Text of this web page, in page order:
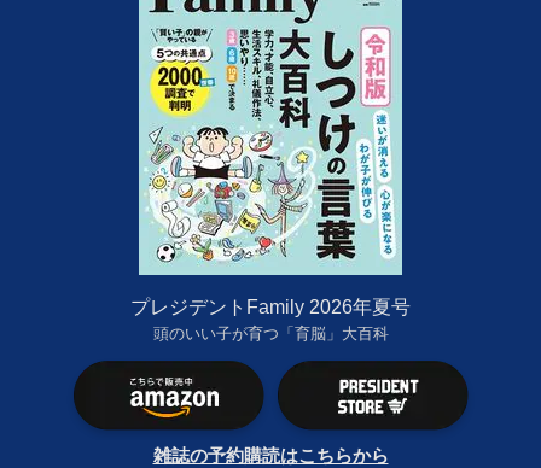
プレジデントFamily 2026年夏号
頭のいい子が育つ「育脳」大百科
雑誌の予約購読はこちらから